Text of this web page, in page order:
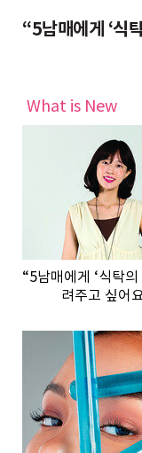
“5남매에게 ‘식
What is New
“5남매에게 ‘식탁의
려주고 싶어